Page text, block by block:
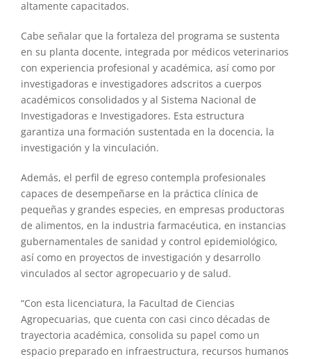
altamente capacitados.
Cabe señalar que la fortaleza del programa se sustenta
en su planta docente, integrada por médicos veterinarios
con experiencia profesional y académica, así como por
investigadoras e investigadores adscritos a cuerpos
académicos consolidados y al Sistema Nacional de
Investigadoras e Investigadores. Esta estructura
garantiza una formación sustentada en la docencia, la
investigación y la vinculación.
Además, el perfil de egreso contempla profesionales
capaces de desempeñarse en la práctica clínica de
pequeñas y grandes especies, en empresas productoras
de alimentos, en la industria farmacéutica, en instancias
gubernamentales de sanidad y control epidemiológico,
así como en proyectos de investigación y desarrollo
vinculados al sector agropecuario y de salud.
“Con esta licenciatura, la Facultad de Ciencias
Agropecuarias, que cuenta con casi cinco décadas de
trayectoria académica, consolida su papel como un
espacio preparado en infraestructura, recursos humanos